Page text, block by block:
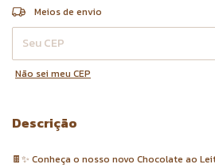
Entregas para o CEP:
Meios de envio
Não sei meu CEP
Descrição
🍫✨ Conheça o nosso novo Chocolate ao